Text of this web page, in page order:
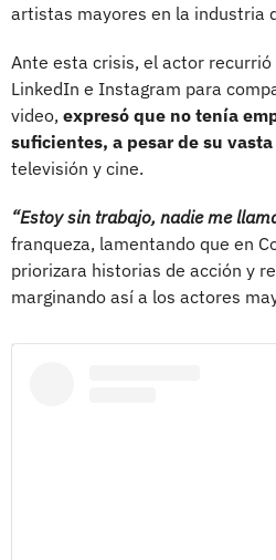
artistas mayores en la industria
Ante esta crisis, el actor
LinkedIn e Instagram para
video, expresó que no tenía
suficientes, a pesar de su
televisión y cine.
“Estoy sin trabajo, nadie me
franqueza, lamentando que en
priorizara historias de acción y
marginando así a los actores